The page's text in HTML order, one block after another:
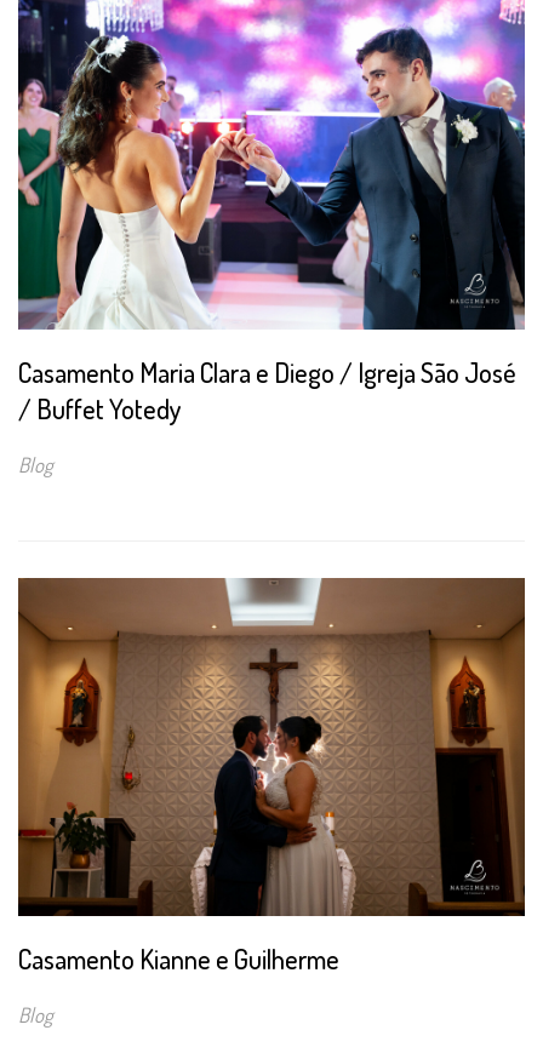
Casamento Maria Clara e Diego / Igreja São José
/ Buffet Yotedy
Blog
Casamento Kianne e Guilherme
Blog